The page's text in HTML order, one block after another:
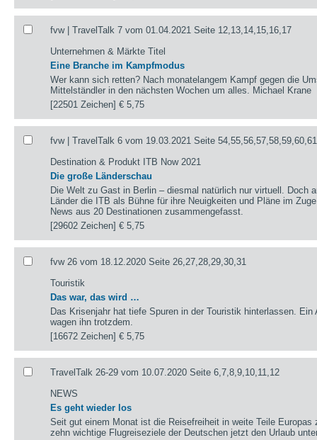
fvw | TravelTalk 7 vom 01.04.2021 Seite 12,13,14,15,16,17
Unternehmen & Märkte Titel
Eine Branche im Kampfmodus
Wer kann sich retten? Nach monatelangem Kampf gegen die
Mittelständler in den nächsten Wochen um alles. Michael Krane
[22501 Zeichen]€ 5,75
fvw | TravelTalk 6 vom 19.03.2021 Seite
Destination & Produkt ITB Now 2021
Die große Länderschau
Die Welt zu Gast in Berlin – diesmal natürlich nur virtuell. Doch
Länder die ITB als Bühne für ihre Neuigkeiten und Pläne im
News aus 20 Destinationen zusammengefasst.
[29602 Zeichen]€ 5,75
fvw 26 vom 18.12.2020 Seite 26,27,28,29,30,31
Touristik
Das war, das wird …
Das Krisenjahr hat tiefe Spuren in der Touristik hinterlassen.
wagen ihn trotzdem.
[16672 Zeichen]€ 5,75
TravelTalk 26-29 vom 10.07.2020 Seite 6,7,8,9,10,11,12
NEWS
Es geht wieder los
Seit gut einem Monat ist die Reisefreiheit in weite Teile
zehn wichtige Flugreiseziele der Deutschen jetzt den Urlaub